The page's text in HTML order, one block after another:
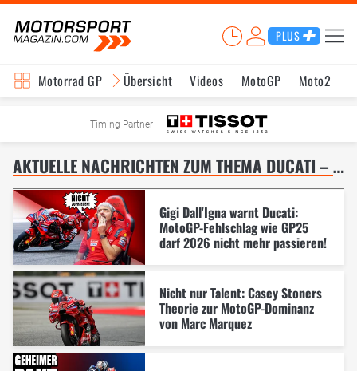
PLUS
Motorrad GP Übersicht Videos MotoGP Moto2
Timing Partner
AKTUELLE NACHRICHTEN ZUM THEMA DUCATI – SEITE 7
Gigi Dall'Igna warnt Ducati:
MotoGP-Fehlschlag wie GP25
darf 2026 nicht mehr passieren!
Nicht nur Talent: Casey Stoners
Theorie zur MotoGP-Dominanz
von Marc Marquez